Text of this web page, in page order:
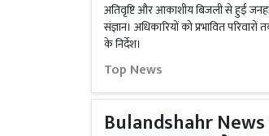
अतिवृष्टि और आकाशीय बिजली से हुई
संज्ञान। अधिकारियों को प्रभावित
के निर्देश।
Top News
Bulandshahr